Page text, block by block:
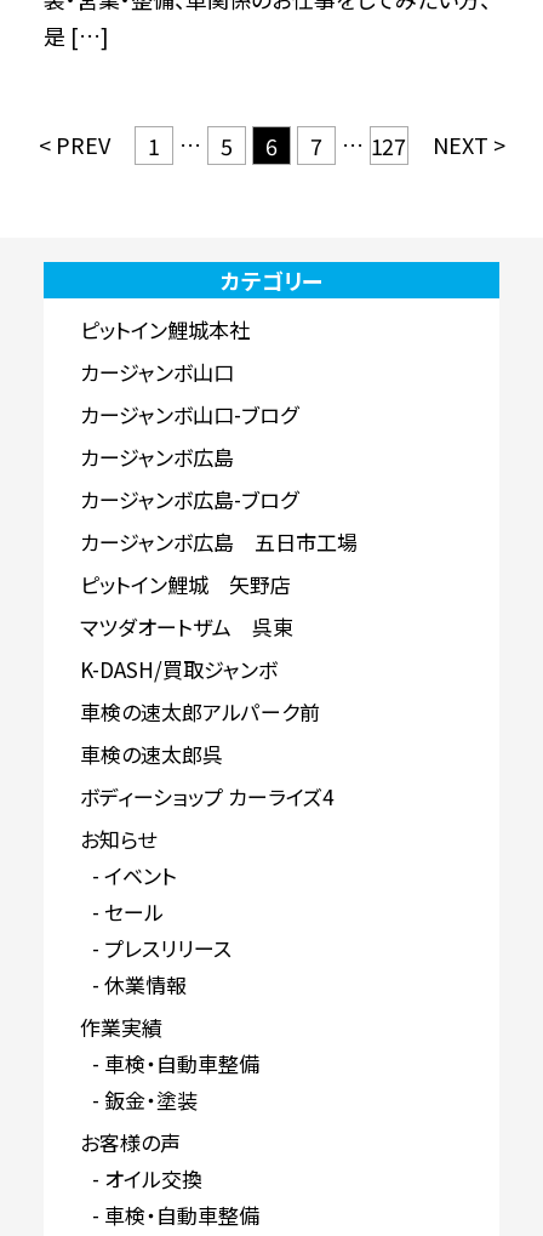
是 […]
< PREV 1 … 5 6 7 … 127 NEXT >
カテゴリー
ピットイン鯉城本社
カージャンボ山口
カージャンボ山口-ブログ
カージャンボ広島
カージャンボ広島-ブログ
カージャンボ広島 五日市工場
ピットイン鯉城 矢野店
マツダオートザム 呉東
K-DASH/買取ジャンボ
車検の速太郎アルパーク前
車検の速太郎呉
ボディーショップ カーライズ4
お知らせ
イベント
セール
プレスリリース
休業情報
作業実績
車検・自動車整備
鈑金・塗装
お客様の声
オイル交換
車検・自動車整備